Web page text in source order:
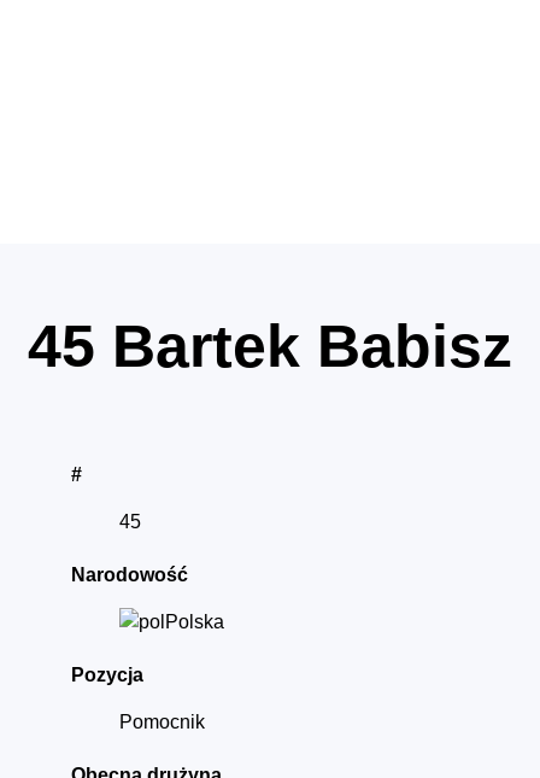
45 Bartek Babisz
#
45
Narodowość
Polska
Pozycja
Pomocnik